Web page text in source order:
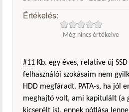
Értékelés:
Még nincs értékelve
#11 Kb. egy éves, relatíve új
felhasználói szokásaim nem
HDD megfáradt. PATA-s, ha jól
meghajtó volt, ami kapitulált (a
kicserélt is), ennek pótlása